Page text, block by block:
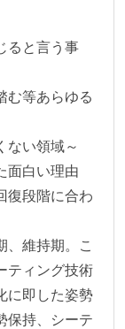
と言う事
等あらゆる
い領域～
白い理由
段階に合わ
、維持期。こ
ティング技術
に即した姿勢
保持、シーテ